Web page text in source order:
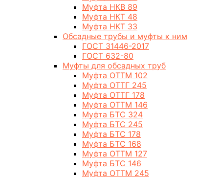
Муфта НКВ 89
Муфта НКТ 48
Муфта НКТ 33
Обсадные трубы и муфты к ним
ГОСТ 31446-2017
ГОСТ 632-80
Муфты для обсадных труб
Муфта ОТТМ 102
Муфта ОТТГ 245
Муфта ОТТГ 178
Муфта ОТТМ 146
Муфта БТС 324
Муфта БТС 245
Муфта БТС 178
Муфта БТС 168
Муфта ОТТМ 127
Муфта БТС 146
Муфта ОТТМ 245